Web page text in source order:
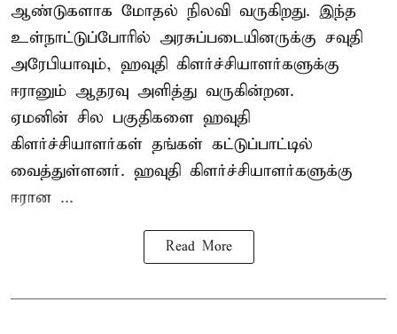
ஆண்டுகளாக மோதல் நிலவி வருகிறது. இந்த
உள்நாட்டுப்போரில் அரசுப்படையினருக்கு சவுதி
அரேபியாவும், ஹவுதி கிளர்ச்சியாளர்களுக்கு
ஈரானும் ஆதரவு அளித்து வருகின்றன.
ஏமனின் சில பகுதிகளை ஹவுதி
கிளர்ச்சியாளர்கள் தங்கள் கட்டுப்பாட்டில்
வைத்துள்ளனர். ஹவுதி கிளர்ச்சியாளர்களுக்கு
ஈரான ...
Read More